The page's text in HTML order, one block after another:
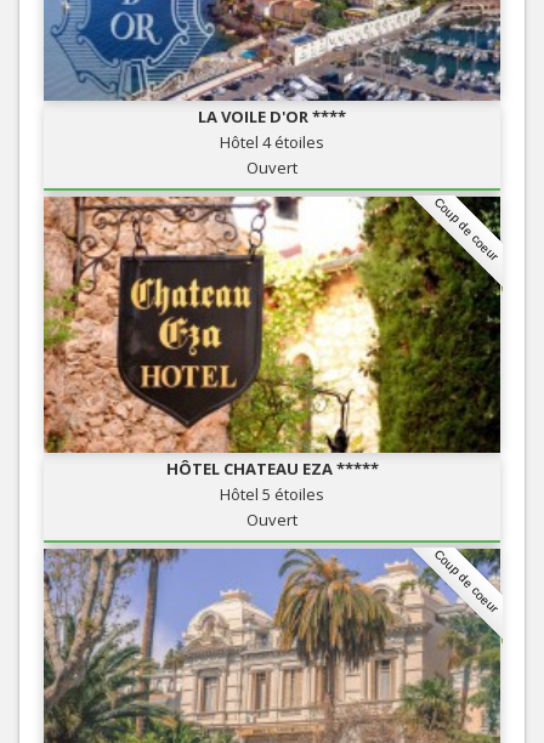
LA VOILE D'OR ****
Hôtel 4 étoiles
Ouvert
Coup de coeur
HÔTEL CHATEAU EZA *****
Hôtel 5 étoiles
Ouvert
Coup de coeur